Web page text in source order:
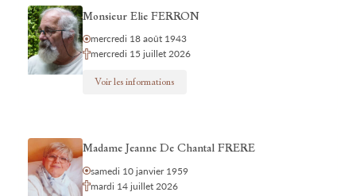
Monsieur Elie FERRON
mercredi 18 août 1943
mercredi 15 juillet 2026
Voir les informations
Madame Jeanne De Chantal FRERE
samedi 10 janvier 1959
mardi 14 juillet 2026